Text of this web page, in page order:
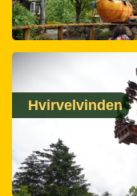
Hvirvelvinden